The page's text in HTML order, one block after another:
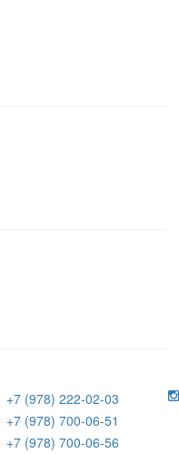
+7 (978) 222-02-03
+7 (978) 700-06-51
+7 (978) 700-06-56